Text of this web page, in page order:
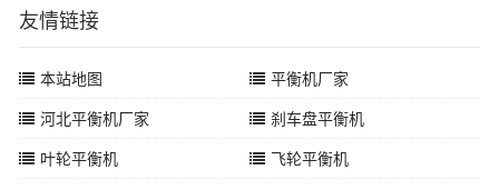
友情链接
本站地图 平衡机厂家
河北平衡机厂家 刹车盘平衡机
叶轮平衡机 飞轮平衡机